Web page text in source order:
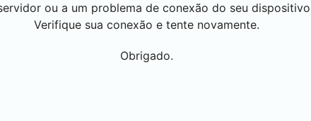
ou a um problema de conexão do seu
Verifique sua conexão e tente novamente.
Obrigado.